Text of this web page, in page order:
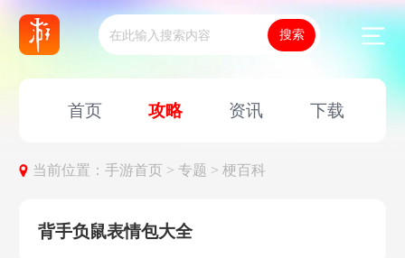
首页 攻略 资讯 下载
当前位置：手游首页 >专题 >梗百科
背手负鼠表情包大全